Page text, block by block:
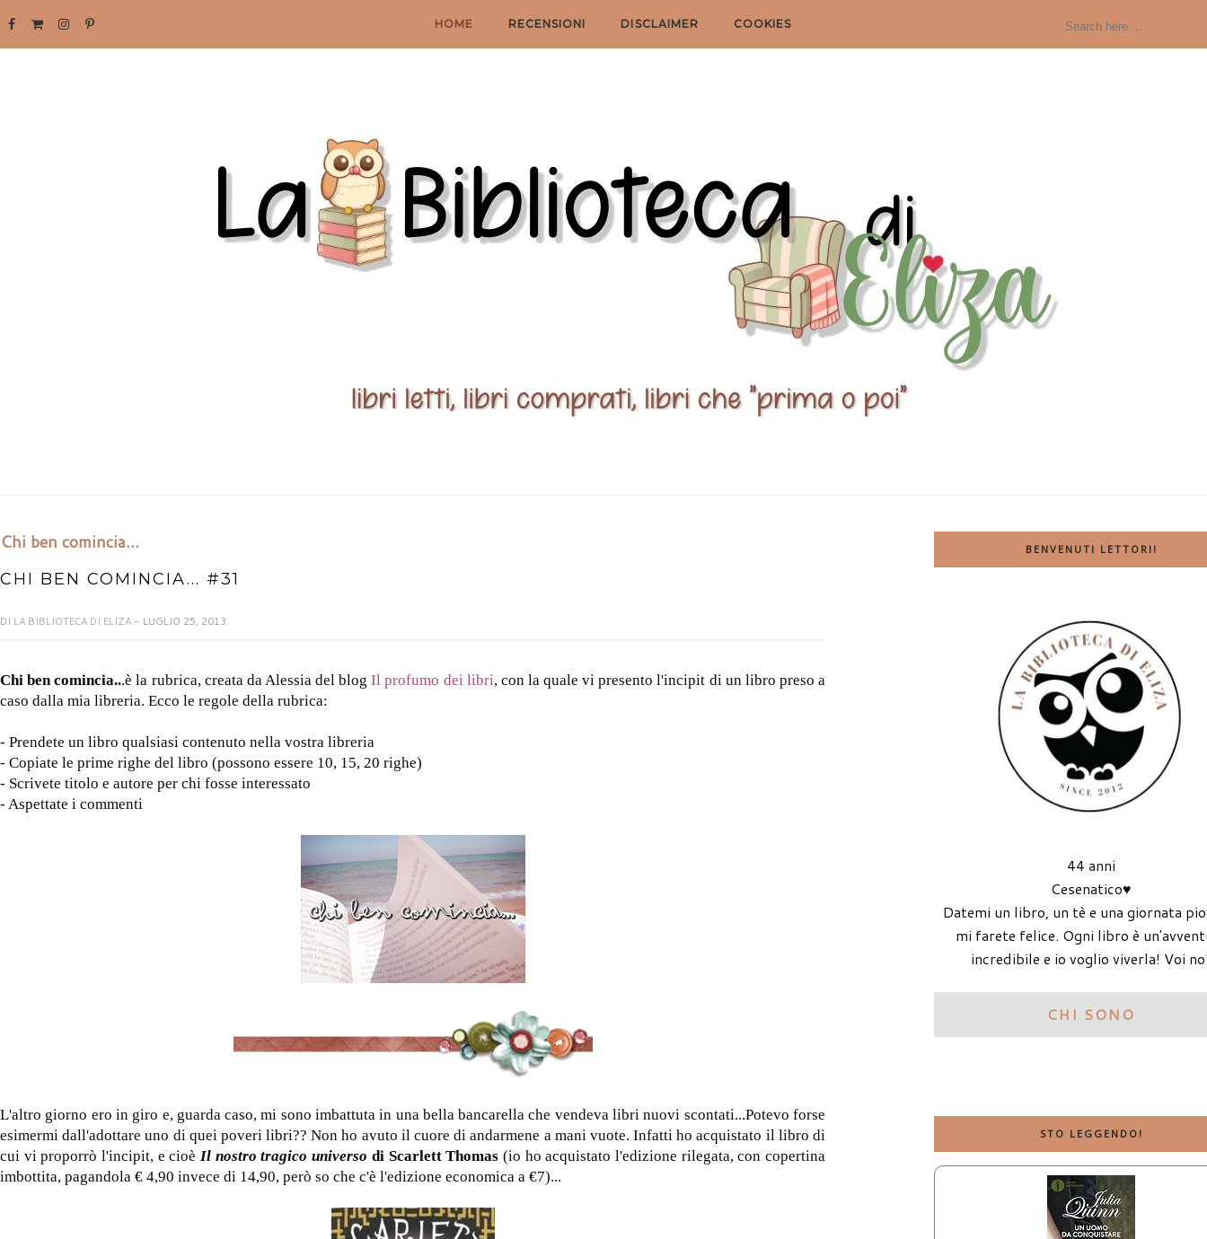
HOME RECENSIONI DISCLAIMER COOKIES
Chi ben comincia...
CHI BEN COMINCIA... #31
DI LA BIBLIOTECA DI ELIZA - LUGLIO 25, 2013
Chi ben comincia...è la rubrica, creata da Alessia del blogIl profumo dei libri, con la quale vi presento l'incipit di un libro preso a
caso dalla mia libreria. Ecco le regole della rubrica:
- Prendete un libro qualsiasi contenuto nella vostra libreria
- Copiate le prime righe del libro (possono essere 10, 15, 20 righe)
- Scrivete titolo e autore per chi fosse interessato
- Aspettate i commenti
L'altro giorno ero in giro e, guarda caso, mi sono imbattuta in una bella bancarella che vendeva libri nuovi scontati...Potevo forse
esimermi dall'adottare uno di quei poveri libri?? Non ho avuto il cuore di andarmene a mani vuote. Infatti ho acquistato il libro di
cui vi proporrò l'incipit, e cioè Il nostro tragico universo di Scarlett Thomas (io ho acquistato l'edizione rilegata, con copertina
imbottita, pagandola € 4,90 invece di 14,90, però so che c'è l'edizione economica a €7)...
BENVENUTI LETTORI!
44 anni
Cesenatico♥
Datemi un libro, un tè e una giornata
mi farete felice. Ogni libro è
incredibile e io voglio viverla! Voi
CHI SONO
STO LEGGENDO!